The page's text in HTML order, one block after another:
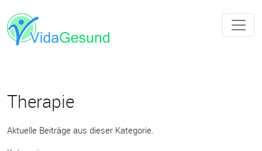
Therapie
Aktuelle Beiträge aus dieser Kategorie.